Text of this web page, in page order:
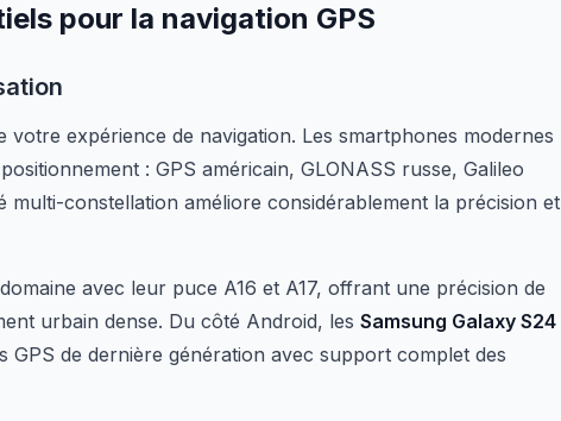
pour la navigation GPS
expérience de navigation. Les smartphones modernes
: GPS américain, GLONASS russe, Galileo
multi-constellation améliore considérablement la précision et
avec leur puce A16 et A17, offrant une précision de
urbain dense. Du côté Android, les Samsung Galaxy S24
GPS de dernière génération avec support complet des